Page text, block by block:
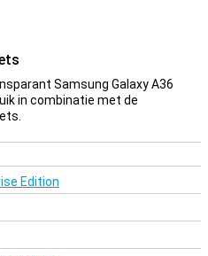
Samsung Galaxy A36
in combinatie met de
Edition